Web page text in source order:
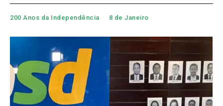
200 Anos da Independência 8 de Janeiro